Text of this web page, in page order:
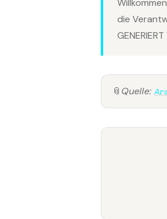
die
📎 Quelle: